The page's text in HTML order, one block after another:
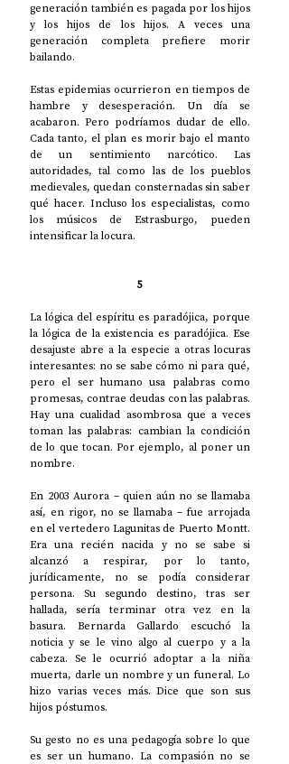
generación también es pagada por los hijos
y los hijos de los hijos. A veces una
generación completa prefiere morir
bailando.
Estas epidemias ocurrieron en tiempos de
hambre y desesperación. Un día se
acabaron. Pero podríamos dudar de ello.
Cada tanto, el plan es morir bajo el manto
de un sentimiento narcótico. Las
autoridades, tal como las de los pueblos
medievales, quedan consternadas sin saber
qué hacer. Incluso los especialistas, como
los músicos de Estrasburgo, pueden
intensificar la locura.
5
La lógica del espíritu es paradójica, porque
la lógica de la existencia es paradójica. Ese
desajuste abre a la especie a otras locuras
interesantes: no se sabe cómo ni para qué,
pero el ser humano usa palabras como
promesas, contrae deudas con las palabras.
Hay una cualidad asombrosa que a veces
toman las palabras: cambian la condición
de lo que tocan. Por ejemplo, al poner un
nombre.
En 2003 Aurora – quien aún no se llamaba
así, en rigor, no se llamaba – fue arrojada
en el vertedero Lagunitas de Puerto Montt.
Era una recién nacida y no se sabe si
alcanzó a respirar, por lo tanto,
jurídicamente, no se podía considerar
persona. Su segundo destino, tras ser
hallada, sería terminar otra vez en la
basura. Bernarda Gallardo escuchó la
noticia y se le vino algo al cuerpo y a la
cabeza. Se le ocurrió adoptar a la niña
muerta, darle un nombre y un funeral. Lo
hizo varias veces más. Dice que son sus
hijos póstumos.
Su gesto no es una pedagogía sobre lo que
es ser un humano. La compasión no se